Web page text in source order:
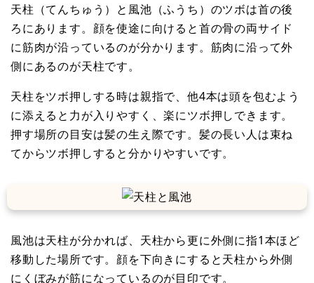
天柱（てんちゅう）と風池（ふうち）のツボは首の後
ろにあります。顔を使途に向けると首の骨の両サイド
に筋肉が沿っているのが分かります。筋肉に沿って外
側にあるのが天柱です。
天柱をツボ押しする時は親指で、他4本は頭を包むよう
に添えると力が入りやすく、楽にツボ押しできます。
押す場所の目安は髪の生え際です。髪の長い人は束ね
てからツボ押しすると分かりやすいです。
風池は天柱が分かれば、天柱から更に外側に指1本ほど
移動した場所です。顔を下向きにすると天柱から外側
にくぼみが筋になっているのが目印です。